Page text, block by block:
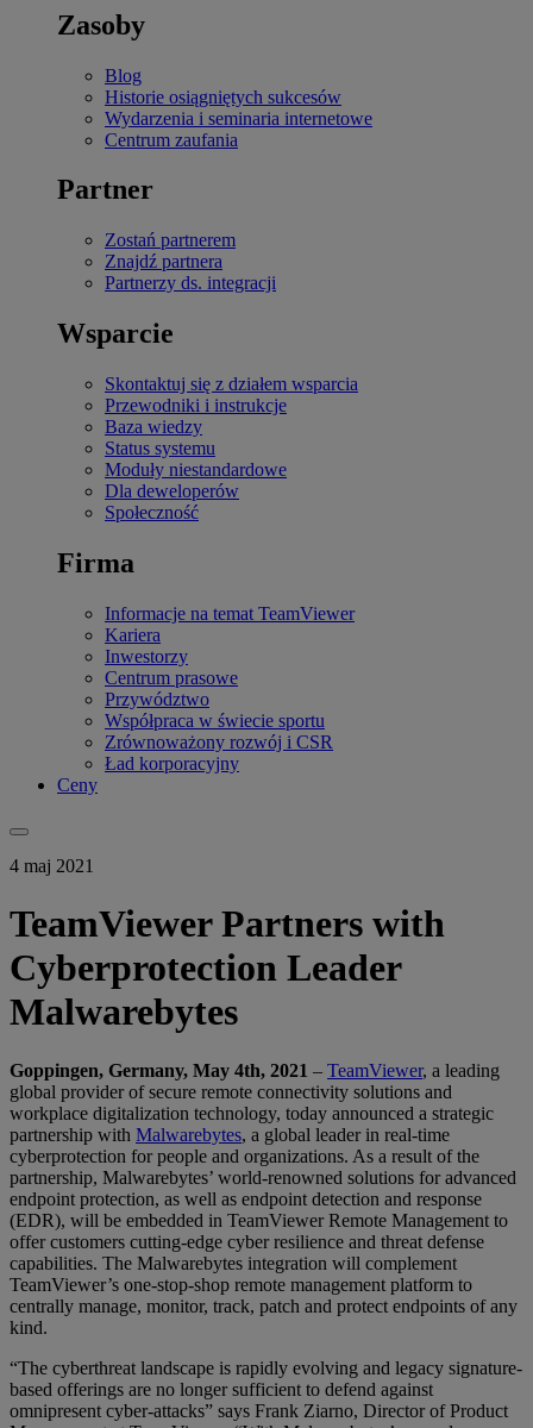
Zasoby
Blog
Historie osiągniętych sukcesów
Wydarzenia i seminaria internetowe
Centrum zaufania
Partner
Zostań partnerem
Znajdź partnera
Partnerzy ds. integracji
Wsparcie
Skontaktuj się z działem wsparcia
Przewodniki i instrukcje
Baza wiedzy
Status systemu
Moduły niestandardowe
Dla deweloperów
Społeczność
Firma
Informacje na temat TeamViewer
Kariera
Inwestorzy
Centrum prasowe
Przywództwo
Współpraca w świecie sportu
Zrównoważony rozwój i CSR
Ład korporacyjny
Ceny
4 maj 2021
TeamViewer Partners with
Cyberprotection Leader
Malwarebytes
Goppingen, Germany, May 4th, 2021 – TeamViewer, a leading
global provider of secure remote connectivity solutions and
workplace digitalization technology, today announced a strategic
partnership with Malwarebytes, a global leader in real-time
cyberprotection for people and organizations. As a result of the
partnership, Malwarebytes’ world-renowned solutions for advanced
endpoint protection, as well as endpoint detection and response
(EDR), will be embedded in TeamViewer Remote Management to
offer customers cutting-edge cyber resilience and threat defense
capabilities. The Malwarebytes integration will complement
TeamViewer’s one-stop-shop remote management platform to
centrally manage, monitor, track, patch and protect endpoints of any
kind.
“The cyberthreat landscape is rapidly evolving and legacy signature-
based offerings are no longer sufficient to defend against
omnipresent cyber-attacks” says Frank Ziarno, Director of Product